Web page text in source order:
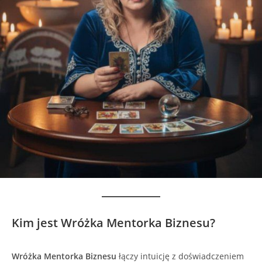
Kim jest Wróżka Mentorka Biznesu?
Wróżka Mentorka Biznesu łączy intuicję z doświadczeniem